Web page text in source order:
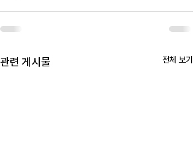
관련 게시물 전체 보기